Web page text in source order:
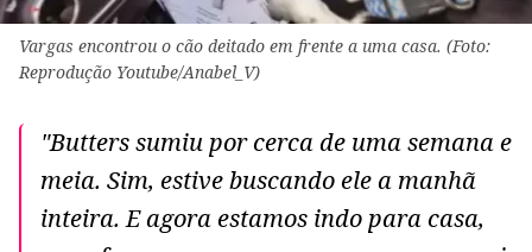
Vargas encontrou o cão deitado em frente a uma casa. (Foto:
Reprodução Youtube/Anabel_V)
"Butters sumiu por cerca de uma semana e
meia. Sim, estive buscando ele a manhã
inteira. E agora estamos indo para casa,